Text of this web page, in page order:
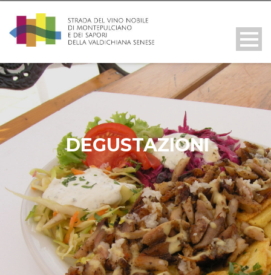
DEGUSTAZIONI